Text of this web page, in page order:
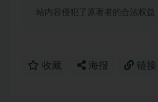
站内容侵犯了原著者的合法权益
收藏 海报 链接